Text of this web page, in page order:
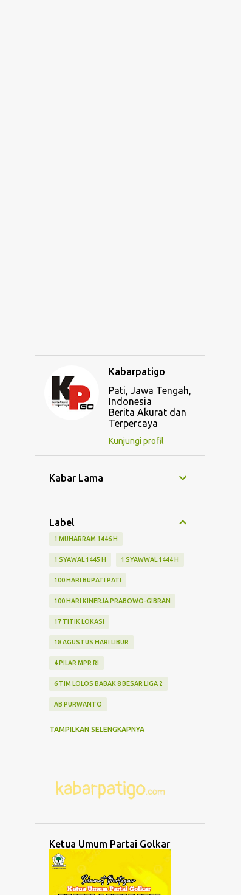
Kabarpatigo
Pati, Jawa Tengah,
Indonesia
Berita Akurat dan
Terpercaya
Kunjungi profil
Kabar Lama
Label
1 MUHARRAM 1446 H
1 SYAWAL 1445 H 1 SYAWWAL 1444 H
100 HARI BUPATI PATI
100 HARI KINERJA PRABOWO-GIBRAN
17 TITIK LOKASI
18 AGUSTUS HARI LIBUR
4 PILAR MPR RI
6 TIM LOLOS BABAK 8 BESAR LIGA 2
AB PURWANTO
ABURIZAL BAKRIE ACMU
AGRO WISATA MELON
AGUNG DANARTO AGUNG LAKSONO
AGUS EKO WIBOWO
TAMPILKAN SELENGKAPNYA
Ketua Umum Partai Golkar